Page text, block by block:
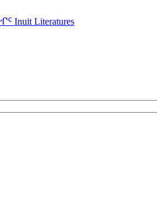
Inuit Literatures